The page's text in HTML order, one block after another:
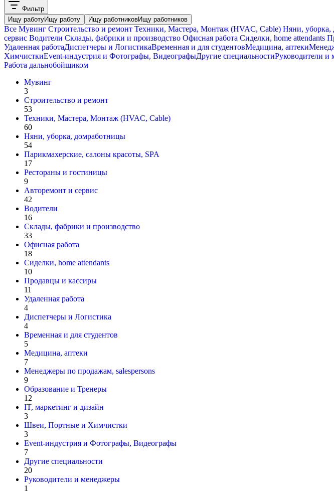
Фильтр
Ищу работуИщу работу Ищу работниковИщу работников
Все Мувинг Строительство и ремонт Техники, Мастера, Монтаж (HVAC, Cable) Няни, уборка,
cервис Водители Склады, фабрики и производство Офисная работа Сиделки, home attendants
Удаленная работаДиспетчеры и ЛогистикаВременная и для студентовМедицина, аптеки
ХимчисткиEvent-индустрия и Фотографы, ВидеографыДругие специальностиРуководители и
Работа дальнобойщиком
Мувинг
3
Строительство и ремонт
53
Техники, Мастера, Монтаж (HVAC, Cable)
60
Няни, уборка, домработницы
54
Парикмахерские, салоны красоты, SPA
17
Рестораны и гостиницы
9
Авторемонт и cервис
42
Водители
16
Склады, фабрики и производство
33
Офисная работа
18
Сиделки, home attendants
10
Продавцы и кассиры
11
Удаленная работа
4
Диспетчеры и Логистика
4
Временная и для студентов
5
Медицина, аптеки
7
Менеджеры по продажам, salespersons
9
Образование и Тренеры
12
IT, маркетинг и дизайн
3
Швеи, Портные и Химчистки
3
Event-индустрия и Фотографы, Видеографы
7
Другие специальности
20
Руководители и менеджеры
1